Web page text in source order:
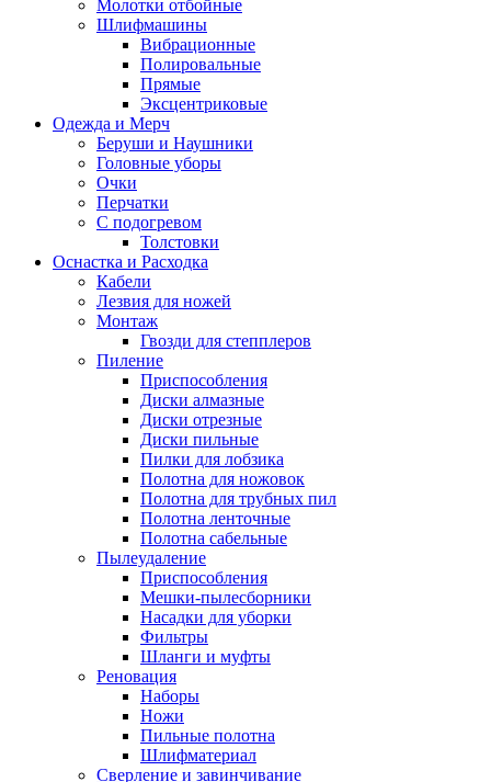
Молотки отбойные
Шлифмашины
Вибрационные
Полировальные
Прямые
Эксцентриковые
Одежда и Мерч
Беруши и Наушники
Головные уборы
Очки
Перчатки
С подогревом
Толстовки
Оснастка и Расходка
Кабели
Лезвия для ножей
Монтаж
Гвозди для степплеров
Пиление
Приспособления
Диски алмазные
Диски отрезные
Диски пильные
Пилки для лобзика
Полотна для ножовок
Полотна для трубных пил
Полотна ленточные
Полотна сабельные
Пылеудаление
Приспособления
Мешки-пылесборники
Насадки для уборки
Фильтры
Шланги и муфты
Реновация
Наборы
Ножи
Пильные полотна
Шлифматериал
Сверление и завинчивание